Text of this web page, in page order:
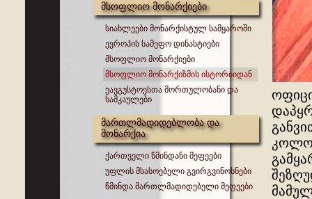
მსოფლიო მონარქიები
სიახლეები მონარქისტულ სამყაროში
ევროპის სამეფო დინასტიები
მსოფლიო მონარქიები
მსოფლიო მონარქიზმის ისტორიიდან
უავგუსტოესთა მორთულობანი და
სამკაულები
მართლმადიდებლობა და
მონარქია
ქართველი წმინდანი მეფეები
უფლის მსასოებელი გვირგვინოსნები
წმინდა მართლმადიდებელი მეფეები